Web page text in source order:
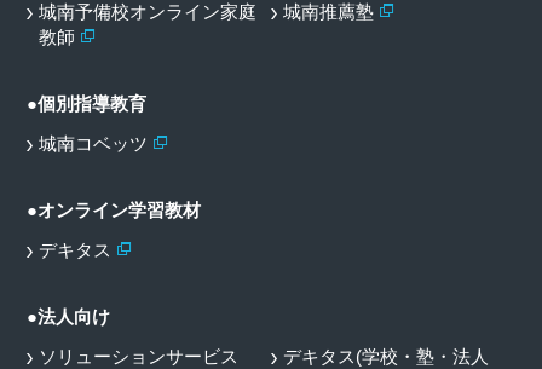
城南予備校オンライン家庭
教師
城南推薦塾
●個別指導教育
城南コベッツ
●オンライン学習教材
デキタス
●法人向け
ソリューションサービス
デキタス(学校・塾・法人